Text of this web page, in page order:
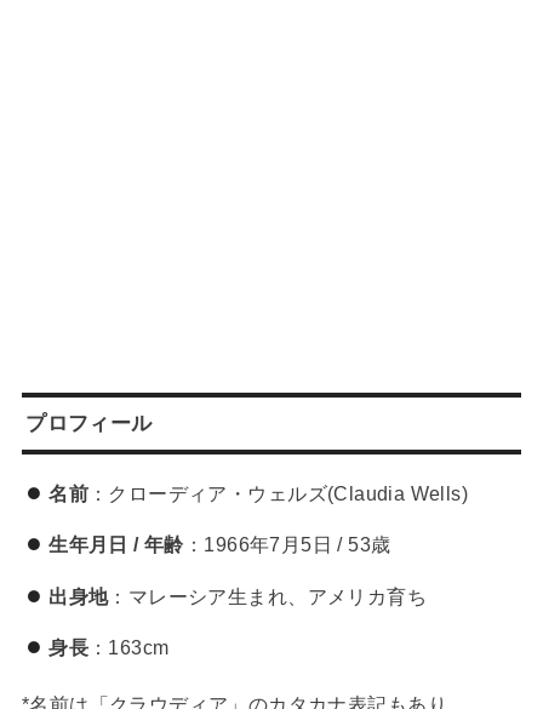
プロフィール
名前：クローディア・ウェルズ(Claudia Wells)
生年月日 / 年齢 ：1966年7月5日 / 53歳
出身地：マレーシア生まれ、アメリカ育ち
身長：163cm
*名前は「クラウディア」のカタカナ表記もあり。